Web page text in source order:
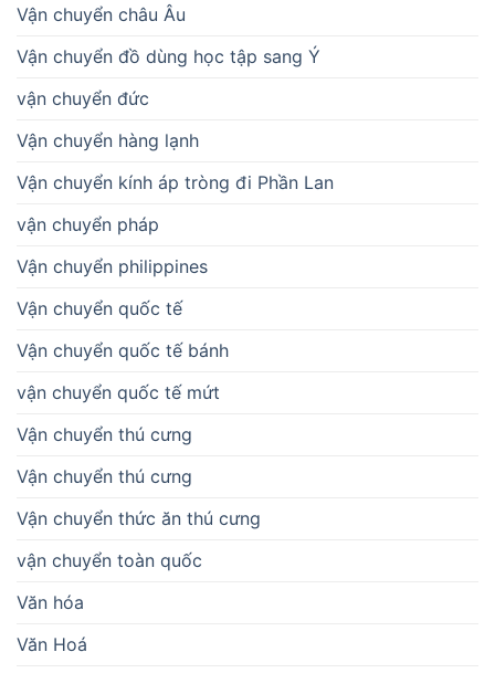
Vận chuyển châu Âu
Vận chuyển đồ dùng học tập sang Ý
vận chuyển đức
Vận chuyển hàng lạnh
Vận chuyển kính áp tròng đi Phần Lan
vận chuyển pháp
Vận chuyển philippines
Vận chuyển quốc tế
Vận chuyển quốc tế bánh
vận chuyển quốc tế mứt
Vận chuyển thú cưng
Vận chuyển thú cưng
Vận chuyển thức ăn thú cưng
vận chuyển toàn quốc
Văn hóa
Văn Hoá